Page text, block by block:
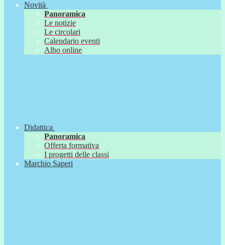
Novità
Panoramica
Le notizie
Le circolari
Calendario eventi
Albo online
Didattica
Panoramica
Offerta formativa
I progetti delle classi
Marchio Saperi